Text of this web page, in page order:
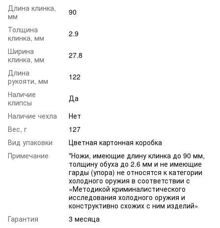
Длина клинка,
мм
90
Толщина
клинка, мм
2.9
Ширина
клинка, мм
27.8
Длина
рукояти, мм
122
Наличие
клипсы
Да
Наличие чехла
Нет
Вес, г
127
Вид упаковки
Цветная картонная коробка
Примечание
*Ножи, имеющие длину клинка до 90 мм,
толщину обуха до 2.6 мм и не имеющие
гарды (упора) не относятся к категории
холодного оружия в соответствии с
«Методикой криминалистического
исследования холодного оружия и
конструктивно схожих с ним изделий»
Гарантия
3 месяца